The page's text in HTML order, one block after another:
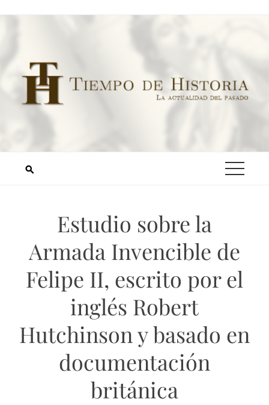
Estudio sobre la
Armada Invencible de
Felipe II, escrito por el
inglés Robert
Hutchinson y basado en
documentación
británica